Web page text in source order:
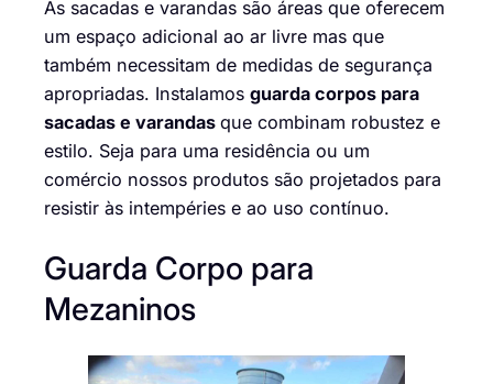
As sacadas e varandas são áreas que oferecem
um espaço adicional ao ar livre mas que
também necessitam de medidas de segurança
apropriadas. Instalamos guarda corpos para
sacadas e varandas que combinam robustez e
estilo. Seja para uma residência ou um
comércio nossos produtos são projetados para
resistir às intempéries e ao uso contínuo.
Guarda Corpo para
Mezaninos